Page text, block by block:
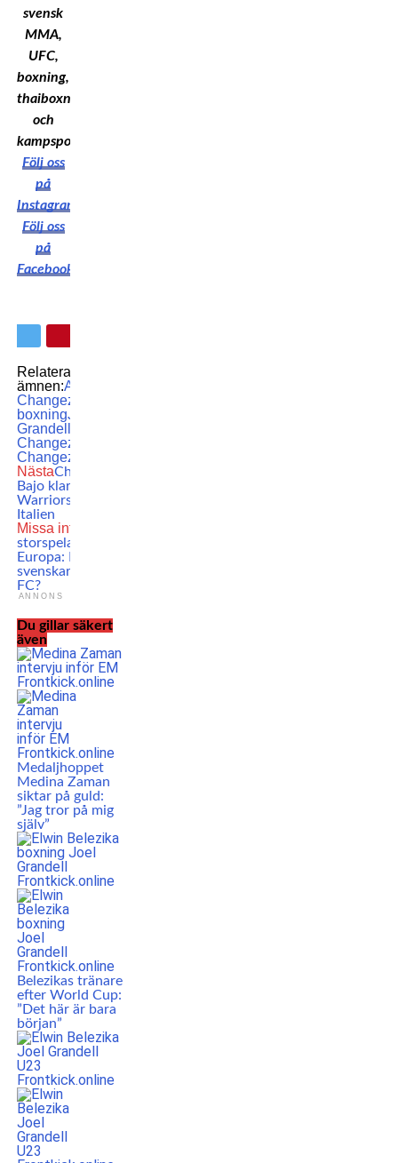
svensk
MMA,
UFC,
boxning,
thaiboxning
och
kampsport!
Följ oss
på
Instagram
Följ oss
på
Facebook
Relaterade
ämnen:Ali Zaheer
Changezi
boxningJoel
Grandell
Changezi
Changezi
NästaChristopher
Bajo klar för Cage
Warriors-debut i
Italien
Missa inte
storspelare i MMA-
Europa: Fler
svenskar till WOW
FC?
ANNONS
Du gillar säkert
även
Medaljhoppet
Medina Zaman
siktar på guld:
”Jag tror på mig
själv”
Belezikas tränare
efter World Cup:
”Det här är bara
början”